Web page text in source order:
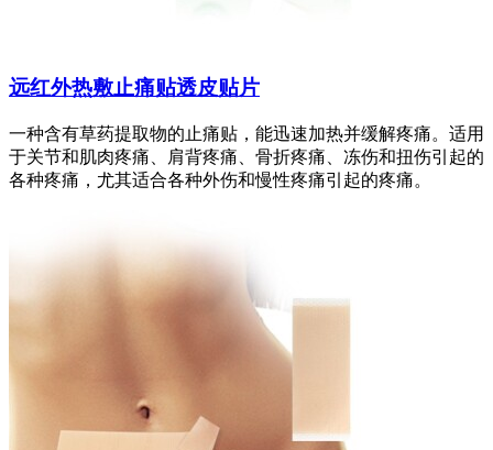
远红外热敷止痛贴透皮贴片
一种含有草药提取物的止痛贴，能迅速加热并缓解疼痛。适用
于关节和肌肉疼痛、肩背疼痛、骨折疼痛、冻伤和扭伤引起的
各种疼痛，尤其适合各种外伤和慢性疼痛引起的疼痛。